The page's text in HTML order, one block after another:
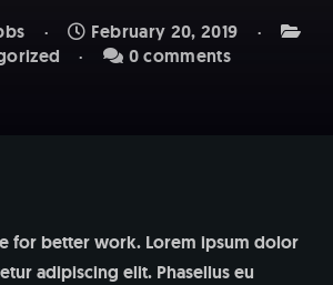
February 20, 2019
0 comments
for better work. Lorem ipsum dolor
adipiscing elit. Phasellus eu